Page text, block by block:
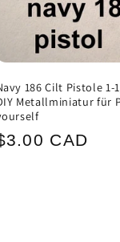
186 Cilt Pistole
Metallminiatur für
CAD